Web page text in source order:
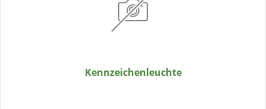
Kennzeichenleuchte